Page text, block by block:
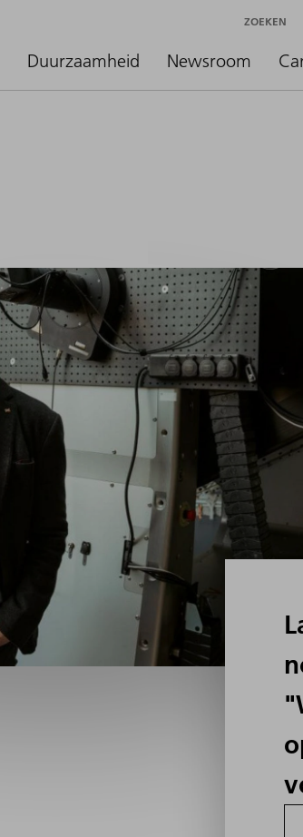
Duurzaamheid Newsroom
ZOEKEN